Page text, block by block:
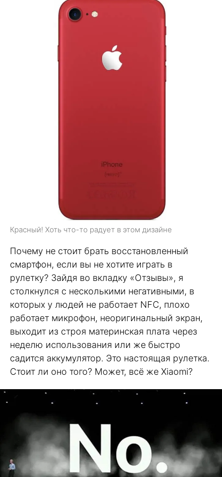
Красный! Хоть что-то радует в этом дизайне
Почему не стоит брать восстановленный
смартфон, если вы не хотите играть в
рулетку? Зайдя во вкладку «Отзывы», я
столкнулся с несколькими негативными, в
которых у людей не работает NFC, плохо
работает микрофон, неоригинальный экран,
выходит из строя материнская плата через
неделю использования или же быстро
садится аккумулятор. Это настоящая рулетка.
Стоит ли оно того? Может, всё же Xiaomi?